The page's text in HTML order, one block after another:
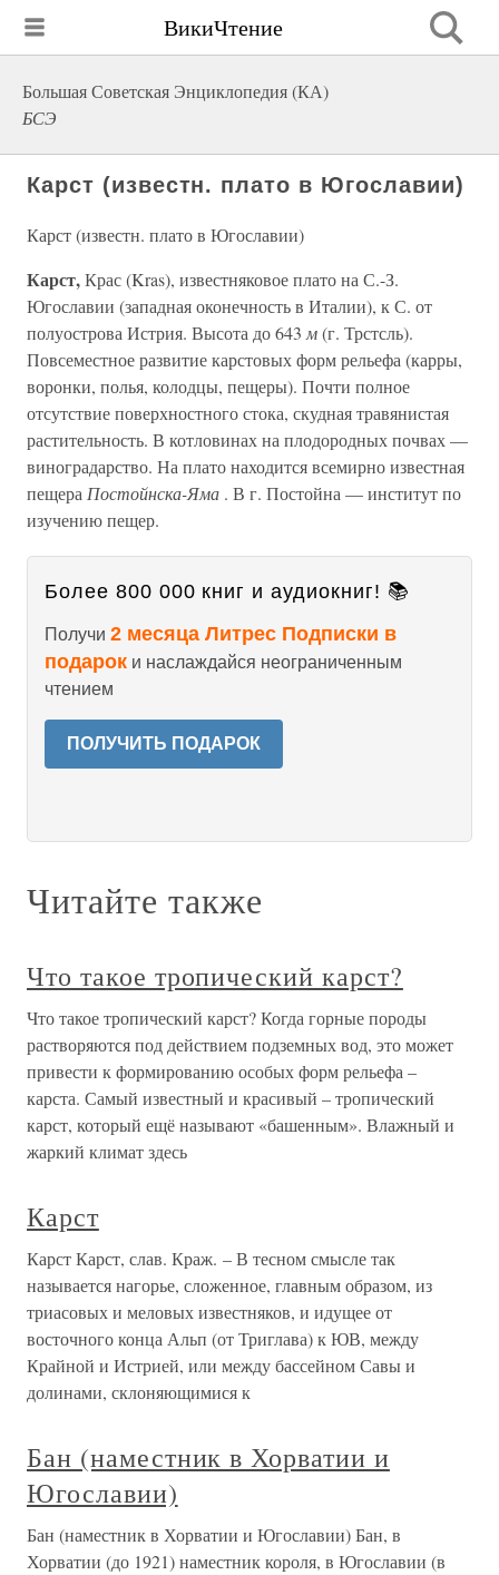
ВикиЧтение
Большая Советская Энциклопедия (КА)
БСЭ
Карст (известн. плато в Югославии)
Карст (известн. плато в Югославии)
Карст,Крас (Kras), известняковое плато на С.-З.
Югославии (западная оконечность в Италии), к С. от
полуострова Истрия. Высота до 643 м(г. Трстсль).
Повсеместное развитие карстовых форм рельефа (карры,
воронки, полья, колодцы, пещеры). Почти полное
отсутствие поверхностного стока, скудная травянистая
растительность. В котловинах на плодородных почвах —
виноградарство. На плато находится всемирно известная
пещера Постойнска-Яма . В г. Постойна — институт по
изучению пещер.
Более 800 000 книг и аудиокниг! 📚
Получи 2 месяца Литрес Подписки в
подарок и наслаждайся неограниченным
чтением
ПОЛУЧИТЬ ПОДАРОК
Читайте также
Что такое тропический карст?
Что такое тропический карст? Когда горные породы
растворяются под действием подземных вод, это может
привести к формированию особых форм рельефа –
карста. Самый известный и красивый – тропический
карст, который ещё называют «башенным». Влажный и
жаркий климат здесь
Карст
Карст Карст, слав. Краж. – В тесном смысле так
называется нагорье, сложенное, главным образом, из
триасовых и меловых известняков, и идущее от
восточного конца Альп (от Триглава) к ЮВ, между
Крайной и Истрией, или между бассейном Савы и
долинами, склоняющимися к
Бан (наместник в Хорватии и
Югославии)
Бан (наместник в Хорватии и Югославии) Бан, в
Хорватии (до 1921) наместник короля, в Югославии (в